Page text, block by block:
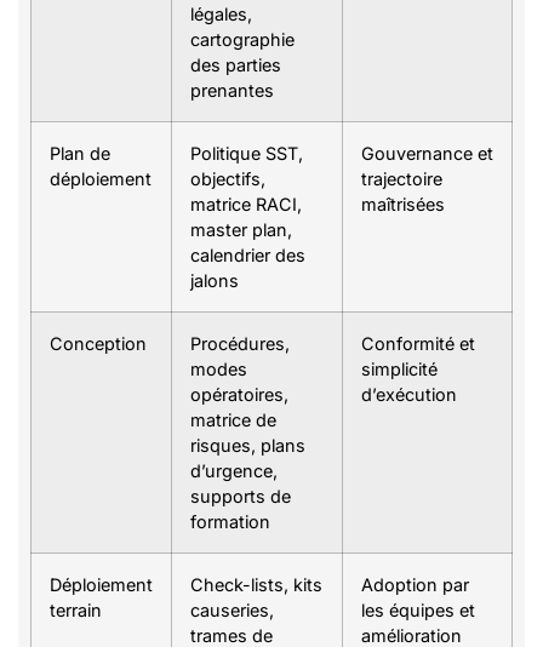
légales,
cartographie
des parties
prenantes
Plan de
déploiement
Politique SST,
objectifs,
matrice RACI,
master plan,
calendrier des
jalons
Gouvernance et
trajectoire
maîtrisées
Conception
Procédures,
modes
opératoires,
matrice de
risques, plans
d’urgence,
supports de
formation
Conformité et
simplicité
d’exécution
Déploiement
terrain
Check-lists, kits
causeries,
trames de
Adoption par
les équipes et
amélioration